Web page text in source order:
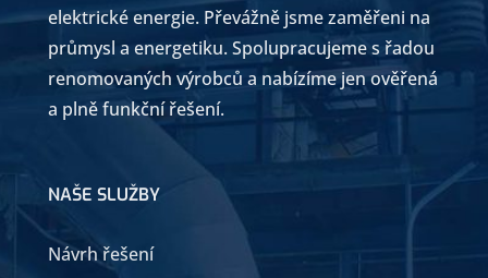
elektrické energie. Převážně jsme zaměřeni na
průmysl a energetiku. Spolupracujeme s řadou
renomovaných výrobců a nabízíme jen ověřená
a plně funkční řešení.
NAŠE SLUŽBY
Návrh řešení